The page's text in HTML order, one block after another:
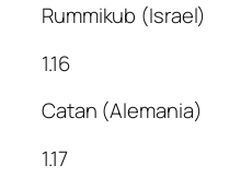
Rummikub (Israel)
1.16
Catan (Alemania)
1.17